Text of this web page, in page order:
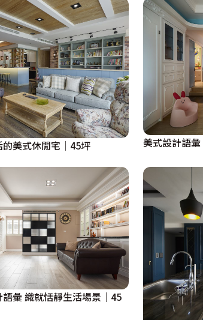
鑲嵌玻璃的
透明隔屏牆
的美式休閒宅│45坪 美式設計語
語彙 織就恬靜生活場景│45